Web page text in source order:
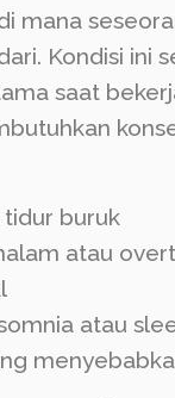
mana
Kondisi ini
saat
tidur buruk
atau
atau